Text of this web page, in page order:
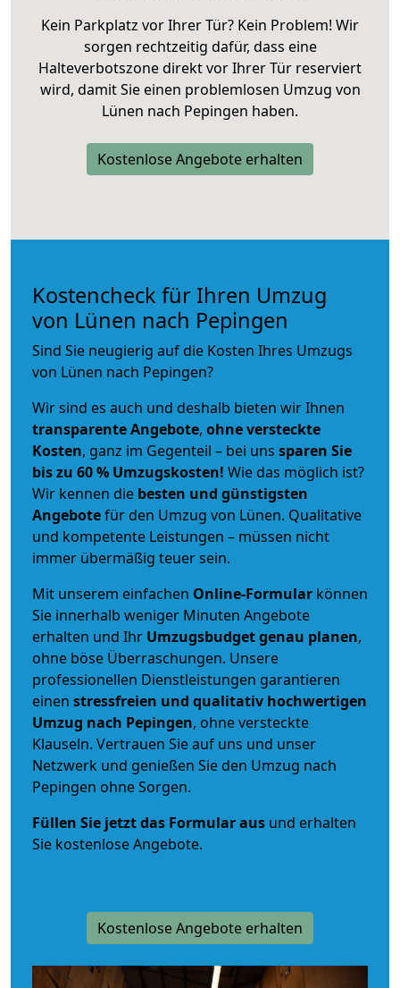
Kein Parkplatz vor Ihrer Tür? Kein Problem! Wir
sorgen rechtzeitig dafür, dass eine
Halteverbotszone direkt vor Ihrer Tür reserviert
wird, damit Sie einen problemlosen Umzug von
Lünen nach Pepingen haben.
Kostenlose Angebote erhalten
Kostencheck für Ihren Umzug
von Lünen nach Pepingen
Sind Sie neugierig auf die Kosten Ihres Umzugs
von Lünen nach Pepingen?
Wir sind es auch und deshalb bieten wir Ihnen
transparente Angebote, ohne versteckte
Kosten, ganz im Gegenteil – bei uns sparen Sie
bis zu 60 % Umzugskosten! Wie das möglich ist?
Wir kennen die besten und günstigsten
Angebotefür den Umzug von Lünen. Qualitative
und kompetente Leistungen – müssen nicht
immer übermäßig teuer sein.
Mit unserem einfachen Online-Formular können
Sie innerhalb weniger Minuten Angebote
erhalten und Ihr Umzugsbudgetgenau planen,
ohne böse Überraschungen. Unsere
professionellen Dienstleistungen garantieren
einen stressfreien und qualitativ hochwertigen
Umzug nach Pepingen, ohne versteckte
Klauseln. Vertrauen Sie auf uns und unser
Netzwerk und genießen Sie den Umzug nach
Pepingen ohne Sorgen.
Füllen Sie jetzt das Formular aus und erhalten
Sie kostenlose Angebote.
Kostenlose Angebote erhalten